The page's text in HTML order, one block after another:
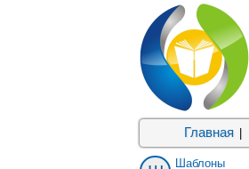
Главная
Шаблоны